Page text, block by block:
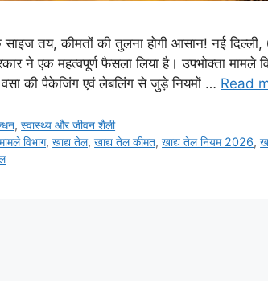
तय, कीमतों की तुलना होगी आसान! नई
ने एक महत्वपूर्ण फैसला लिया है। उपभोक्ता मामले
की पैकेजिंग एवं लेबलिंग से जुड़े नियमों … Read
,स्वास्थ्य और जीवन शैली
विभाग,खाद्य तेल,खाद्य तेल कीमत,खाद्य तेल नियम 2026,